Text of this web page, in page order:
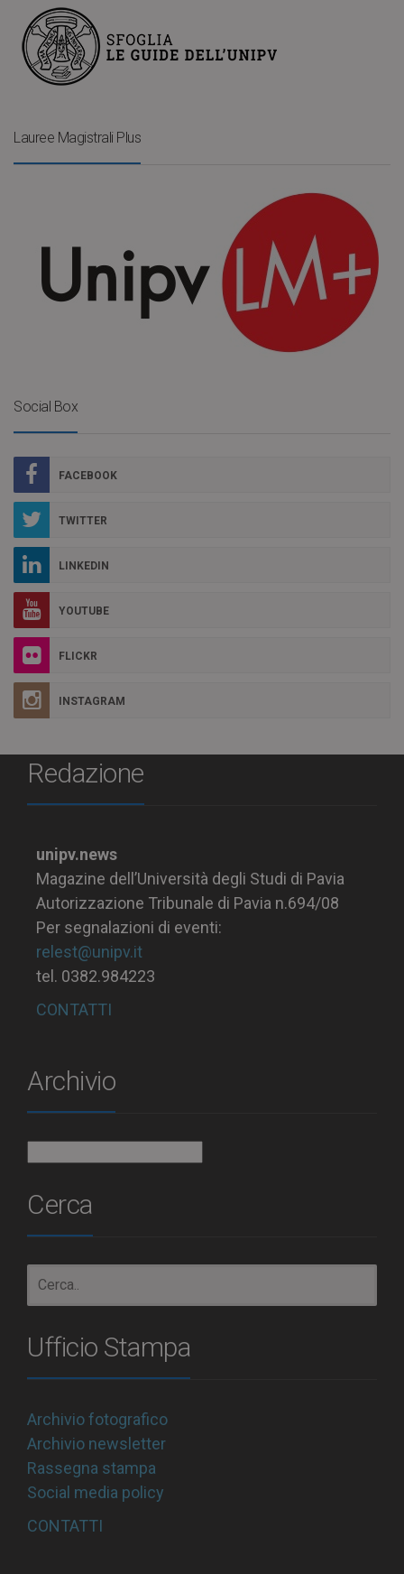
Lauree Magistrali Plus
Social Box
FACEBOOK
TWITTER
LINKEDIN
YOUTUBE
FLICKR
INSTAGRAM
Redazione
unipv.news
Magazine dell’Università degli Studi di Pavia
Autorizzazione Tribunale di Pavia n.694/08
Per segnalazioni di eventi:
relest@unipv.it
tel. 0382.984223
CONTATTI
Archivio
Cerca
Ufficio Stampa
Archivio fotografico
Archivio newsletter
Rassegna stampa
Social media policy
CONTATTI